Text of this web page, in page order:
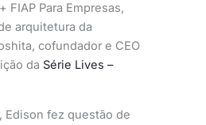
FIAP Para Empresas,
arquitetura da
cofundador e CEO
da Série Lives –
Edison fez questão de